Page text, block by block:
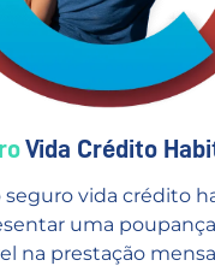
Vida Crédito
seguro vida crédito
uma poupança
na prestação